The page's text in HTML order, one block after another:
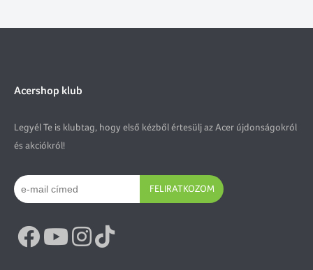
Acershop klub
Legyél Te is klubtag, hogy első kézből értesülj az Acer újdonságokról
és akciókról!
FELIRATKOZOM